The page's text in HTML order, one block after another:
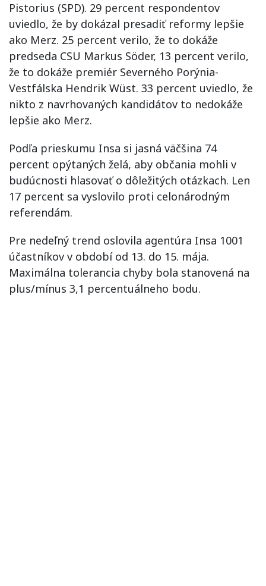
Pistorius (SPD). 29 percent respondentov
uviedlo, že by dokázal presadiť reformy lepšie
ako Merz. 25 percent verilo, že to dokáže
predseda CSU Markus Söder, 13 percent verilo,
že to dokáže premiér Severného Porýnia-
Vestfálska Hendrik Wüst. 33 percent uviedlo, že
nikto z navrhovaných kandidátov to nedokáže
lepšie ako Merz.
Podľa prieskumu Insa si jasná väčšina 74
percent opýtaných želá, aby občania mohli v
budúcnosti hlasovať o dôležitých otázkach. Len
17 percent sa vyslovilo proti celonárodným
referendám.
Pre nedeľný trend oslovila agentúra Insa 1001
účastníkov v období od 13. do 15. mája.
Maximálna tolerancia chyby bola stanovená na
plus/mínus 3,1 percentuálneho bodu.